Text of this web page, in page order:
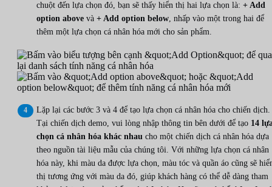
chuột đến lựa chọn đó, bạn sẽ thấy hiển thị hai lựa chọn là: + Add
option above và + Add option below, nhấp vào một trong hai để
thêm một lựa chọn cá nhân hóa mới cho sản phẩm.
Lặp lại các bước 3 và 4 để tạo lựa chọn cá nhân hóa cho chiến dịch.
Tại chiến dịch demo, vui lòng nhập thông tin bên dưới để tạo 14
chọn cá nhân hóa khác nhau cho một chiến dịch cá nhân hóa dựa
theo nguồn tài liệu mẫu của chúng tôi. Với những lựa chọn cá nhân
hóa này, khi màu da được lựa chọn, màu tóc và quần áo cũng sẽ
thị tương ứng với màu da đó, giúp khách hàng có thể dễ dàng tham